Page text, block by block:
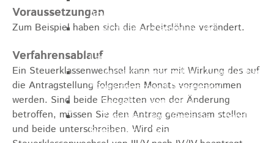
Abwasserzweckverband Lauter-Rems
Verbandsversammlung des
Landeswasserversorgung
Verbandsversammlung Zweckverband
"Gewerbeverband Rosenstein"
Verwaltungsausschuss
Zweckverband "Gewerbeverband
Rosenstein" - Verwaltungsrat
Voraussetzungen
Zum Beispiel haben sich die Arbeitslöhne verändert.
Verfahrensablauf
Ein Steuerklassenwechsel kann nur mit Wirkung des auf
die Antragstellung folgenden Monats vorgenommen
werden. Sind beide Ehegatten von der Änderung
betroffen, müssen Sie den Antrag gemeinsam stellen
und beide unterschreiben. Wird ein